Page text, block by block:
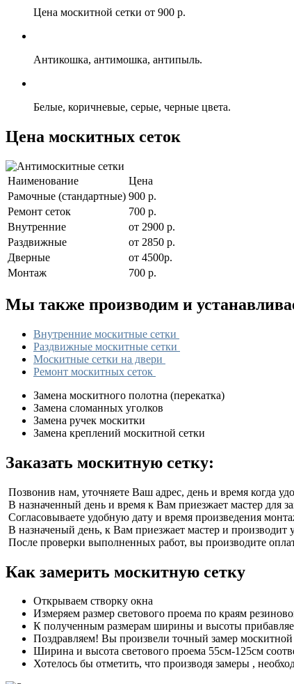
Цена москитной сетки от 900 р.
Антикошка, антимошка, антипыль.
Белые, коричневые, серые, черные цвета.
Цена москитных сеток
Наименование
Цена
Рамочные (стандартные) 900 р.
Ремонт сеток
700 р.
Внутренние
от 2900 р.
Раздвижные
от 2850 р.
Дверные
от 4500р.
Монтаж
700 р.
Мы также производим и
Внутренние москитные сетки
Раздвижные москитные сетки
Москитные сетки на двери
Ремонт москитных сеток
Замена москитного полотна (перекатка)
Замена сломанных уголков
Замена ручек москитки
Замена креплений москитной сетки
Заказать москитную сетку:
Позвонив нам, уточняете Ваш адрес, день и время когда
В назначенный день и время к Вам приезжает мастер для
Согласовываете удобную дату и время произведения
В назначеный день, к Вам приезжает мастер и производит
После проверки выполненных работ, вы производите
Как замерить москитную сетку
Открываем створку окна
Измеряем размер светового проема по краям
К полученным размерам ширины и высоты
Поздравляем! Вы произвели точный замер москитной
Ширина и высота светового проема 55см-125см
Хотелось бы отметить, что производя замеры ,